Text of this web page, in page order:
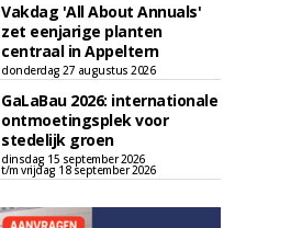
Vakdag 'All About Annuals'
zet eenjarige planten
centraal in Appeltern
donderdag 27 augustus 2026
GaLaBau 2026: internationale
ontmoetingsplek voor
stedelijk groen
dinsdag 15 september 2026
t/m vrijdag 18 september 2026